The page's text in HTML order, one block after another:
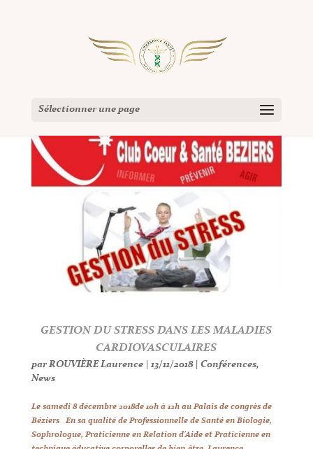
Sélectionner une page
GESTION DU STRESS DANS LES MALADIES
CARDIOVASCULAIRES
par ROUVIÈRE Laurence| 13/11/2018| Conférences,
News
Le samedi 8 décembre 2018de 10h à 12h au Palais de congrès de
Béziers En sa qualité de Professionnelle de Santé en Biologie,
Sophrologue, Praticienne en Relation d’Aide et Praticienne en